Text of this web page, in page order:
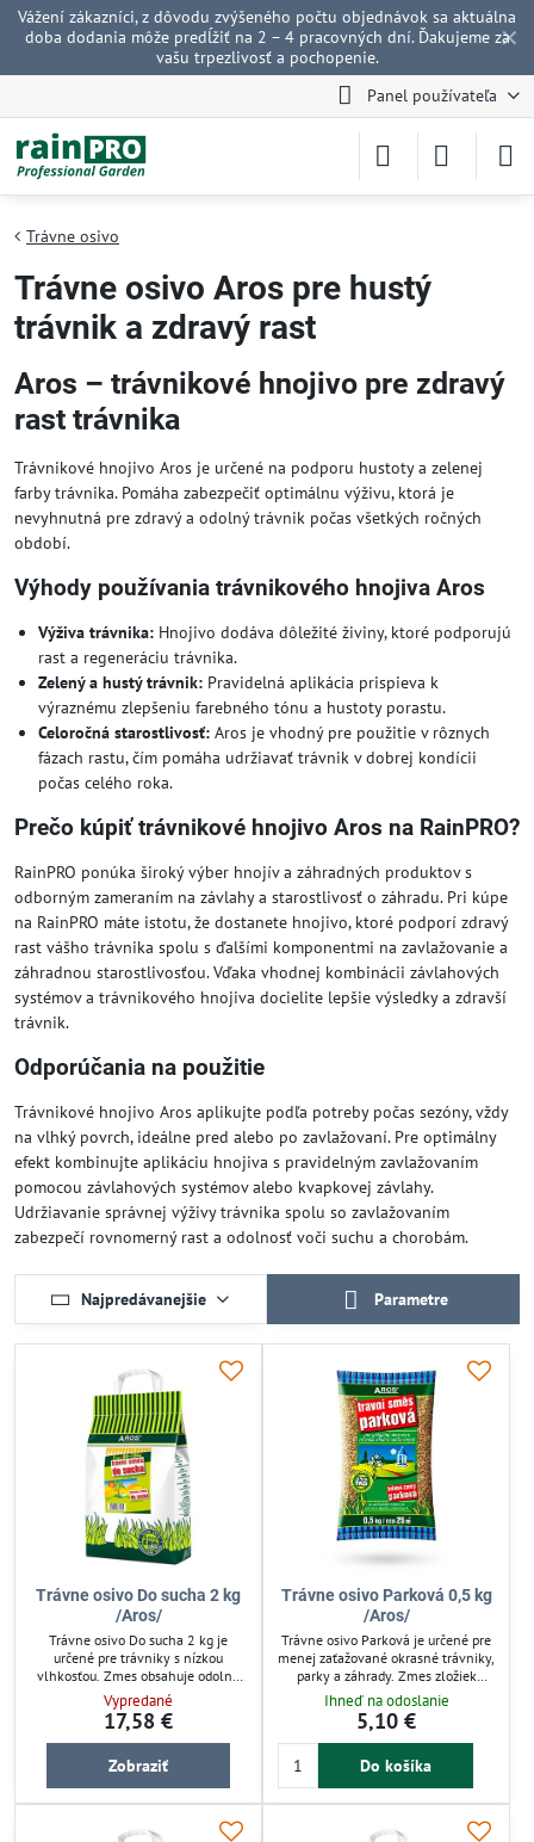
✕
Vážení zákazníci, z dôvodu zvýšeného počtu objednávok sa aktuálna
doba dodania môže predĺžiť na 2 – 4 pracovných dní. Ďakujeme za
vašu trpezlivosť a pochopenie.
Panel používateľa
Trávne osivo
Trávne osivo Aros pre hustý
trávnik a zdravý rast
Aros – trávnikové hnojivo pre zdravý
rast trávnika
Trávnikové hnojivo Aros je určené na podporu hustoty a zelenej
farby trávnika. Pomáha zabezpečiť optimálnu výživu, ktorá je
nevyhnutná pre zdravý a odolný trávnik počas všetkých ročných
období.
Výhody používania trávnikového hnojiva Aros
Výživa trávnika: Hnojivo dodáva dôležité živiny, ktoré podporujú
rast a regeneráciu trávnika.
Zelený a hustý trávnik: Pravidelná aplikácia prispieva k
výraznému zlepšeniu farebného tónu a hustoty porastu.
Celoročná starostlivosť: Aros je vhodný pre použitie v rôznych
fázach rastu, čím pomáha udržiavať trávnik v dobrej kondícii
počas celého roka.
Prečo kúpiť trávnikové hnojivo Aros na RainPRO?
RainPRO ponúka široký výber hnojív a záhradných produktov s
odborným zameraním na závlahy a starostlivosť o záhradu. Pri kúpe
na RainPRO máte istotu, že dostanete hnojivo, ktoré podporí zdravý
rast vášho trávnika spolu s ďalšími komponentmi na zavlažovanie a
záhradnou starostlivosťou. Vďaka vhodnej kombinácii závlahových
systémov a trávnikového hnojiva docielite lepšie výsledky a zdravší
trávnik.
Odporúčania na použitie
Trávnikové hnojivo Aros aplikujte podľa potreby počas sezóny, vždy
na vlhký povrch, ideálne pred alebo po zavlažovaní. Pre optimálny
efekt kombinujte aplikáciu hnojiva s pravidelným zavlažovaním
pomocou závlahových systémov alebo kvapkovej závlahy.
Udržiavanie správnej výživy trávnika spolu so zavlažovaním
zabezpečí rovnomerný rast a odolnosť voči suchu a chorobám.
Najpredávanejšie Parametre
Trávne osivo Do sucha 2 kg
/Aros/
Trávne osivo Do sucha 2 kg je
určené pre trávniky s nízkou
vlhkosťou. Zmes obsahuje odolné
druhy tráv, ktoré pomaly rastú a
vydržia suché podmienky. Vhodné
pre záhrady so zníženou závlahou,
zabezpečuje stabilný rast a odolnosť
voči bežnej záťaži. Ideálne pre
ekologické pestovanie.
Vypredané
17,58 €
Zobraziť
Trávne osivo Parková 0,5 kg
/Aros/
Trávne osivo Parková je určené pre
menej zaťažované okrasné trávniky,
parky a záhrady. Zmes zložiek
Festuca rubra rubra a Lolium
perenne zabezpečuje nižšiu tvorbu
zelenej hmoty a úsporu na údržbe.
Balenie 0,5 kg pokryje približne 25
m². Vhodné pre tých, ktorí hľadajú
nárokmi na starostlivosť.
Ihneď na odoslanie
5,10 €
Do košíka